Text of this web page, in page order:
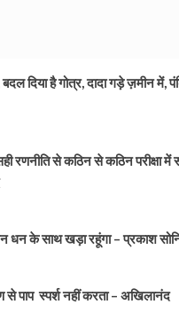
दिया है गोत्र, दादा गड़े ज़मीन में,
रणनीति से कठिन से कठिन परीक्षा
धन के साथ खड़ा रहूंगा – प्रकाश
से पाप स्पर्श नहीं करता – अखिलानंद